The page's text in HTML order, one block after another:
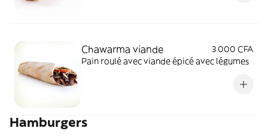
Chawarma viande
3 000 CFA
Pain roulé avec viande épicé avec légumes
Hamburgers